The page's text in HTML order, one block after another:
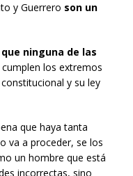
y Guerrero son un
ninguna de las
los extremos
y su ley
que haya tanta
va a proceder, se los
un hombre que está
incorrectas, sino